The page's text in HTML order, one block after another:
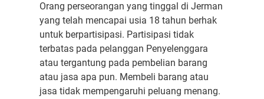
Orang perseorangan yang tinggal di Jerman
yang telah mencapai usia 18 tahun berhak
untuk berpartisipasi. Partisipasi tidak
terbatas pada pelanggan Penyelenggara
atau tergantung pada pembelian barang
atau jasa apa pun. Membeli barang atau
jasa tidak mempengaruhi peluang menang.